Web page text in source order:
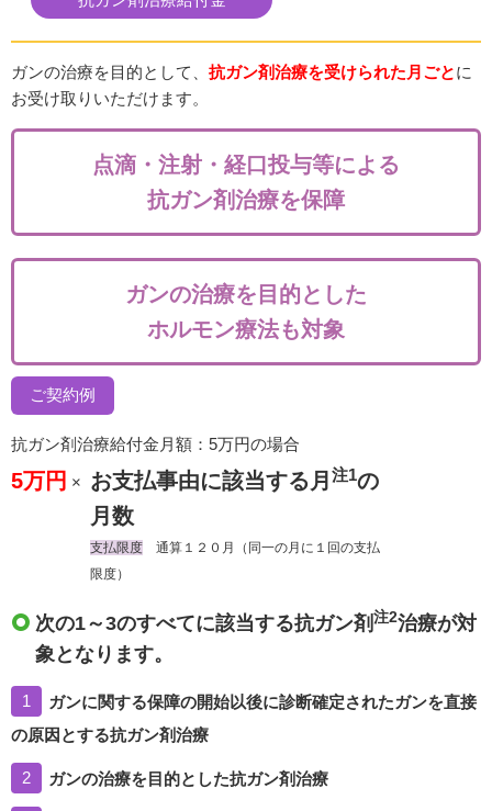
ガンの治療を目的として、 抗ガン剤治療を受けられた月ごとに
お受け取りいただけます。
点滴・注射・経口投与等による
抗ガン剤治療を保障
ガンの治療を目的とした
ホルモン療法も対象
ご契約例
抗ガン剤治療給付金月額：5万円の場合
5万円 × お支払事由に該当する月 注1の
月数
支払限度 通算１２０月（同一の月に１回の支払
限度）
次の1～3のすべてに該当する抗ガン剤注2治療が対
象となります。
1
ガンに関する保障の開始以後に診断確定されたガンを直接
の原因とする抗ガン剤治療
2 ガンの治療を目的とした抗ガン剤治療